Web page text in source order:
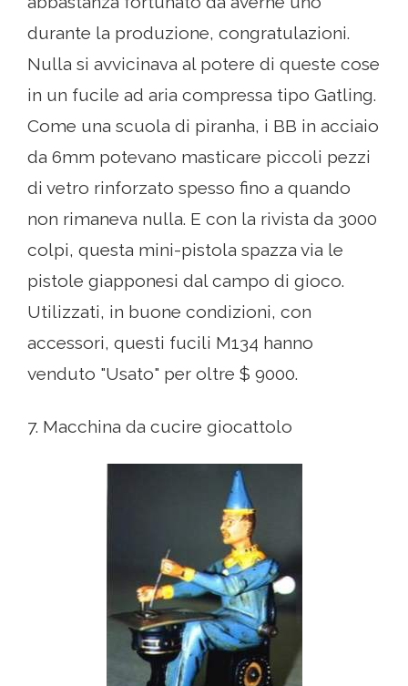
durante la produzione, congratulazioni.
Nulla si avvicinava al potere di queste cose
in un fucile ad aria compressa tipo Gatling.
Come una scuola di piranha, i BB in acciaio
da 6mm potevano masticare piccoli pezzi
di vetro rinforzato spesso fino a quando
non rimaneva nulla. E con la rivista da 3000
colpi, questa mini-pistola spazza via le
pistole giapponesi dal campo di gioco.
Utilizzati, in buone condizioni, con
accessori, questi fucili M134 hanno
venduto "Usato" per oltre $ 9000.
7. Macchina da cucire giocattolo